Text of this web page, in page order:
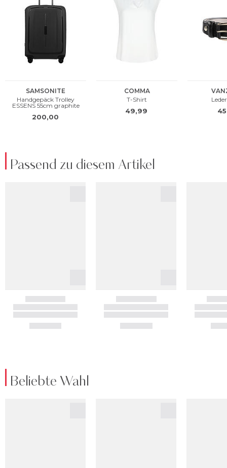
Passend zu diesem Artikel
Beliebte Wahl